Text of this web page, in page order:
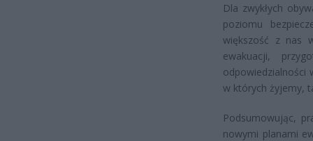
Dla zwykłych
poziomu
większość z nas
ewakuacji,
odpowiedzialności
w których żyjemy,
Podsumowując,
nowymi planami